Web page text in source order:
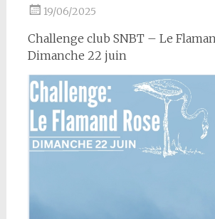
19/06/2025
Challenge club SNBT – Le
Dimanche 22 juin